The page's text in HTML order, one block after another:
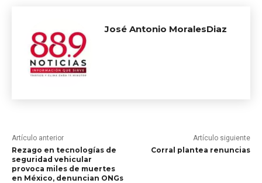
José Antonio MoralesDiaz
Artículo anterior
Rezago en tecnologías de
seguridad vehicular
provoca miles de muertes
en México, denuncian ONGs
Artículo siguiente
Corral plantea renuncias